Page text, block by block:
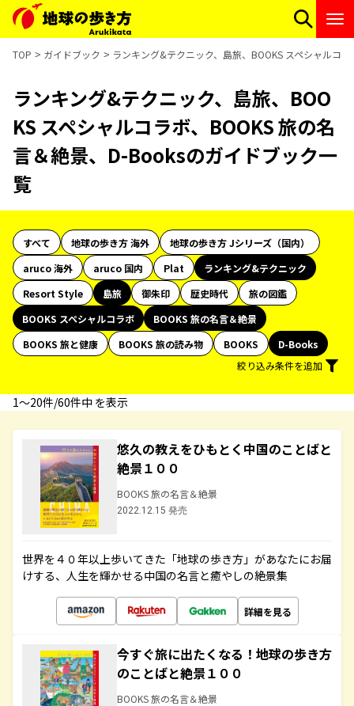
TOP ガイドブック ランキング&テクニック、島旅、BOOKS スペシャルコ
ランキング&テクニック、島旅、BOO
KS スペシャルコラボ、BOOKS 旅の名
言＆絶景、D-Booksのガイドブック一
覧
すべて 地球の歩き方 海外
地球の歩き方 Jシリーズ（国内）
aruco 海外
aruco 国内 Plat
ランキング&テクニック
Resort Style
島旅 御朱印 歴史時代
旅の図鑑
BOOKS スペシャルコラボ
BOOKS 旅の名言＆絶景
BOOKS 旅と健康
BOOKS 旅の読み物 BOOKS
D-Books
絞り込み条件を追加
1〜20件/60件中 を表示
悠久の教えをひもとく中国のことばと
絶景１００
BOOKS 旅の名言＆絶景
2022.12.15 発売
世界を４０年以上歩いてきた「地球の歩き方」があなたにお届
けする、人生を輝かせる中国の名言と癒やしの絶景集
詳細を見る
今すぐ旅に出たくなる！地球の歩き方
のことばと絶景１００
BOOKS 旅の名言＆絶景